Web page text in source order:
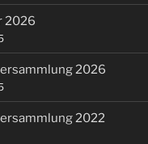
2026
2026
2022